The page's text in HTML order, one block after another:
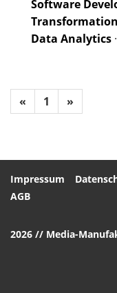
Software
Transformation
Data Analytics ·
« 1 »
Impressum
AGB
2026 // Media-